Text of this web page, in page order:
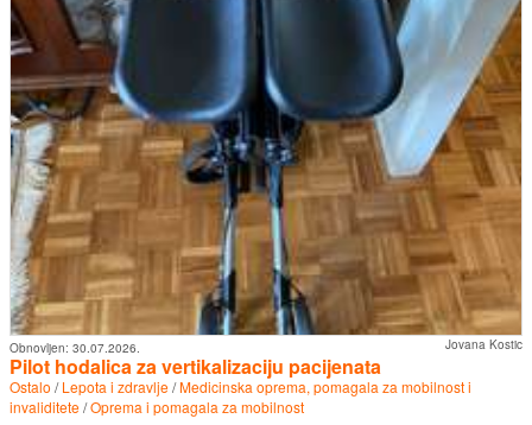
Jovana Kostic
Obnovljen: 30.07.2026.
Pilot hodalica za vertikalizaciju pacijenata
Ostalo /Lepota i zdravlje/Medicinska oprema, pomagala za mobilnost i
invaliditete/Oprema i pomagala za mobilnost